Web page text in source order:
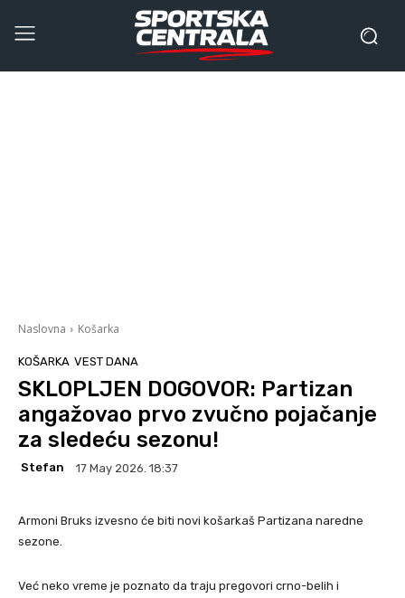
Naslovna Košarka
KOŠARKA VEST DANA
SKLOPLJEN DOGOVOR: Partizan
angažovao prvo zvučno pojačanje
za sledeću sezonu!
Stefan 17 May 2026. 18:37
Armoni Bruks izvesno će biti novi košarkaš Partizana naredne
sezone.
Već neko vreme je poznato da traju pregovori crno-belih i